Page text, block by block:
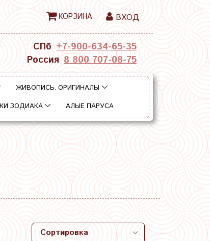
КОРЗИНА ВХОД
СПб +7-900-634-65-35
Россия 8 800 707-08-75
ЖИВОПИСЬ. ОРИГИНАЛЫ
ЗОДИАКА АЛЫЕ ПАРУСА